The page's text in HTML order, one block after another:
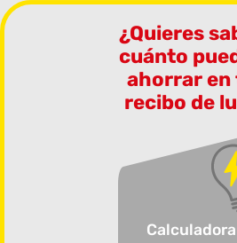
¿Quieres
cuánto
ahorrar en
recibo de
Calculadora